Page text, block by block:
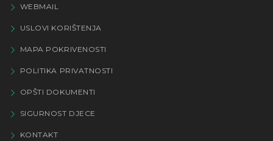
WEBMAIL
USLOVI KORIŠTENJA
MAPA POKRIVENOSTI
POLITIKA PRIVATNOSTI
OPŠTI DOKUMENTI
SIGURNOST DJECE
KONTAKT